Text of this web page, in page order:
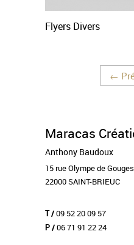
Flyers Divers
←
Maracas
Anthony Baudoux
15 rue Olympe de Gouges
22000 SAINT-BRIEUC
T / 09 52 20 09 57
P / 06 71 91 22 24